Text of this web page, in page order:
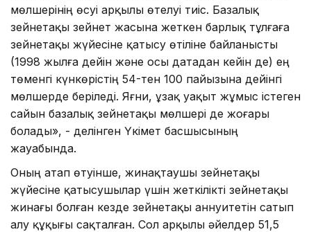
мөлшерінің өсуі арқылы өтелуі тиіс. Базалық
зейнетақы зейнет жасына жеткен барлық тұлғаға
зейнетақы жүйесіне қатысу өтіліне байланысты
(1998 жылға дейін және осы датадан кейін де) ең
төменгі күнкөрістің 54-тен 100 пайызына дейінгі
мөлшерде беріледі. Яғни, ұзақ уақыт жұмыс істеген
сайын базалық зейнетақы мөлшері де жоғары
болады», - делінген Үкімет басшысының
жауабында.
Оның атап өтуінше, жинақтаушы зейнетақы
жүйесіне қатысушылар үшін жеткілікті зейнетақы
жинағы болған кезде зейнетақы аннуитетін сатып
алу құқығы сақталған. Сол арқылы әйелдер 51,5